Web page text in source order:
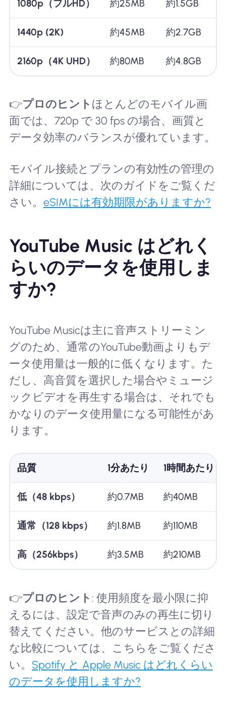
1080p（フルHD） 約25MB 約1.5GB
1440p (2K) 約45MB 約2.7GB
2160p（4K UHD） 約80MB 約4.8GB
👉プロのヒント ほとんどのモバイル画
面では、720p で 30 fps の場合、画質と
データ効率のバランスが優れています。
モバイル接続とプランの有効性の管理の
詳細については、次のガイドをご覧くだ
さい。 eSIMには有効期限がありますか?
YouTube Music はどれく
らいのデータを使用しま
すか?
YouTube Musicは主に音声ストリーミン
グのため、通常のYouTube動画よりもデ
ータ使用量は一般的に低くなります。た
だし、高音質を選択した場合やミュージ
ックビデオを再生する場合は、それでも
かなりのデータ使用量になる可能性があ
ります。
品質 1分あたり 1時間あたり
低（48 kbps） 約0.7MB 約40MB
通常（128 kbps） 約1.8MB 約110MB
高（256kbps） 約3.5MB 約210MB
👉プロのヒント : 使用頻度を最小限に抑
えるには、設定で音声のみの再生に切り
替えてください。他のサービスとの詳細
な比較については、こちらをご覧くださ
い。 Spotify と Apple Music はどれくらい
のデータを使用しますか?